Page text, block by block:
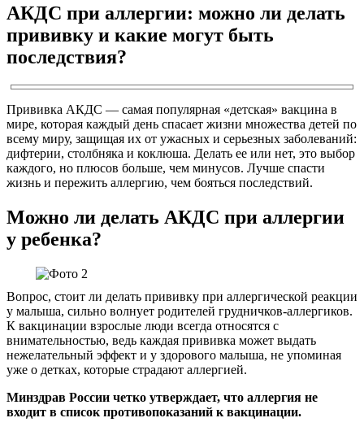
АКДС при аллергии: можно ли делать
прививку и какие могут быть
последствия?
Прививка АКДС — самая популярная «детская» вакцина в
мире, которая каждый день спасает жизни множества детей по
всему миру, защищая их от ужасных и серьезных заболеваний:
дифтерии, столбняка и коклюша. Делать ее или нет, это выбор
каждого, но плюсов больше, чем минусов. Лучше спасти
жизнь и пережить аллергию, чем бояться последствий.
Можно ли делать АКДС при аллергии
у ребенка?
Вопрос, стоит ли делать прививку при аллергической реакции
у малыша, сильно волнует родителей грудничков-аллергиков.
К вакцинации взрослые люди всегда относятся с
внимательностью, ведь каждая прививка может выдать
нежелательный эффект и у здорового малыша, не упоминая
уже о детках, которые страдают аллергией.
Минздрав России четко утверждает, что аллергия не
входит в список противопоказаний к вакцинации.